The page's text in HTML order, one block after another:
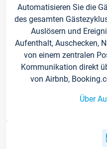
Automatisieren Sie die
des gesamten
Auslösern und
Aufenthalt, Auschecken,
von einem zentralen
Kommunikation direkt
von Airbnb,
Über